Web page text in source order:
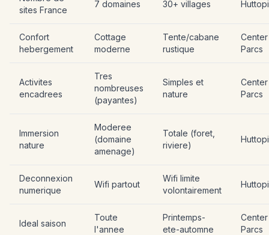
sites France
7 domaines 30+ villages
Confort
hebergement
Cottage
moderne
Tente/cabane
rustique
Center
Parcs
Activites
encadrees
Tres
nombreuses
(payantes)
Simples et
nature
Center
Parcs
Immersion
nature
Moderee
(domaine
amenage)
Totale (foret,
riviere)
Deconnexion
numerique
Wifi partout
Wifi limite
volontairement
Ideal saison
Toute
l'annee
Printemps-
ete-automne
Center
Parcs